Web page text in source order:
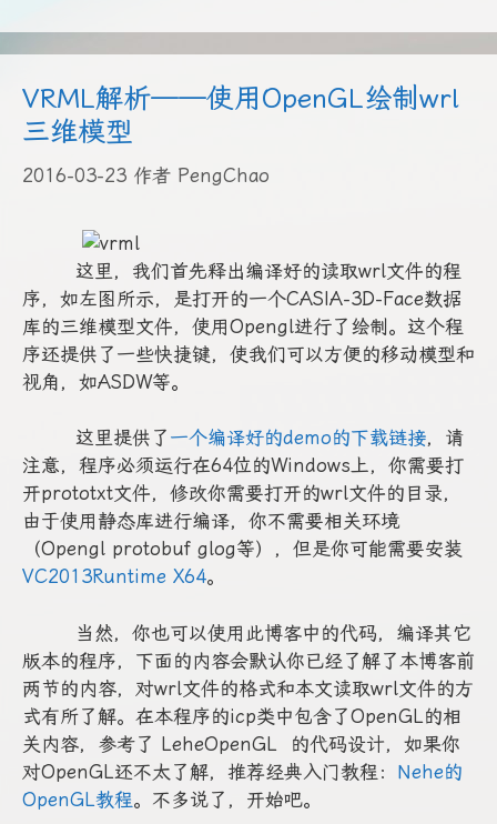
VRML解析——使用OpenGL绘制wrl
三维模型
2016-03-23 作者 PengChao
这里，我们首先释出编译好的读取wrl文件的程
序，如左图所示，是打开的一个CASIA-3D-Face数据
库的三维模型文件，使用Opengl进行了绘制。这个程
序还提供了一些快捷键，使我们可以方便的移动模型和
视角，如ASDW等。
这里提供了 一个编译好的demo的下载链接，请
注意，程序必须运行在64位的Windows上，你需要打
开prototxt文件，修改你需要打开的wrl文件的目录，
由于使用静态库进行编译，你不需要相关环境
（Opengl protobuf glog等），但是你可能需要安装
VC2013Runtime X64。
当然，你也可以使用此博客中的代码，编译其它
版本的程序，下面的内容会默认你已经了解了本博客前
两节的内容，对wrl文件的格式和本文读取wrl文件的方
式有所了解。在本程序的icp类中包含了OpenGL的相
关内容，参考了 LeheOpenGL 的代码设计，如果你
对OpenGL还不太了解，推荐经典入门教程： Nehe的
OpenGL教程。不多说了，开始吧。